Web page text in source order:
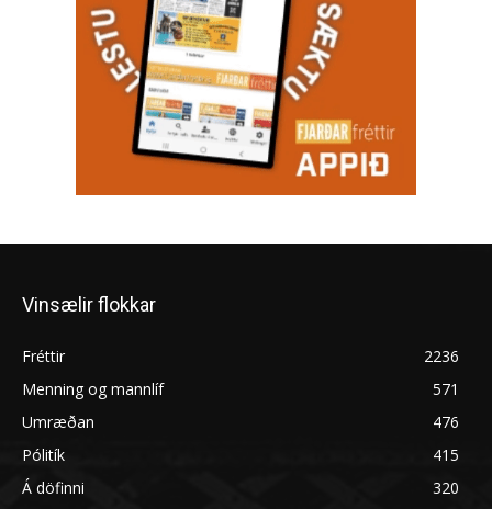
Vinsælir flokkar
Fréttir
2236
Menning og mannlíf
571
Umræðan
476
Pólitík
415
Á döfinni
320